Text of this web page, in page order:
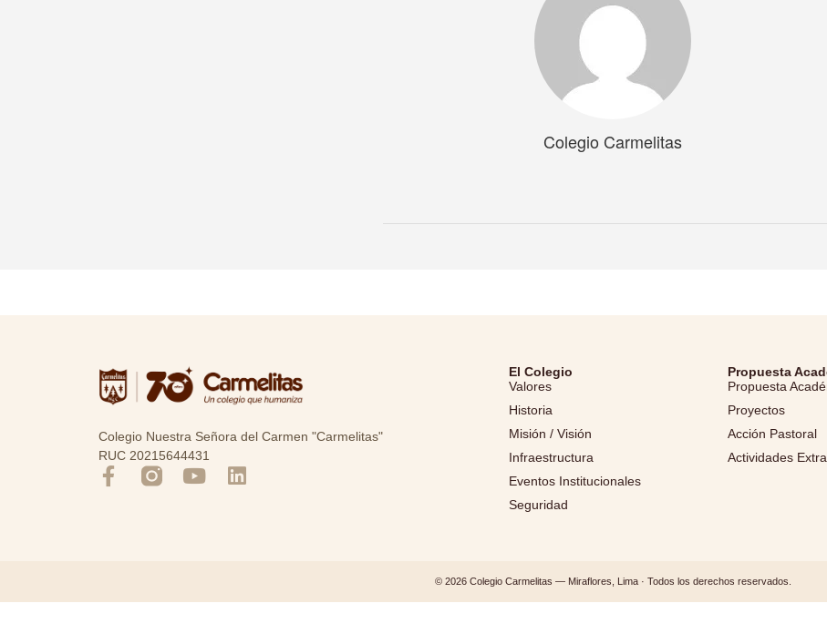
Colegio Carmelitas
Colegio Nuestra Señora del Carmen "Carmelitas"
RUC 20215644431
El Colegio
Valores
Historia
Misión / Visión
Infraestructura
Eventos Institucionales
Seguridad
Propuesta
Propuesta
Proyectos
Acción Pastoral
Actividades
© 2026 Colegio Carmelitas — Miraflores, Lima · Todos los derechos reservados.